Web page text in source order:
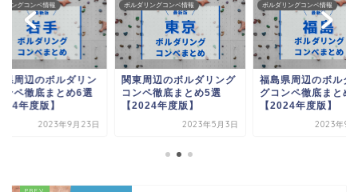
リングコンペ情報
県周辺のボルダリン
ンペ徹底まとめ6選
年度版】
2023年9月23日
ボルダリングコンペ情報
関東周辺のボルダリング
コンペ徹底まとめ5選
【2024年度版】
2023年5月3日
ボルダリングコンペ情報
福島県周辺のボルダ
グコンペ徹底まとめ
【2024年度版】
2023年9